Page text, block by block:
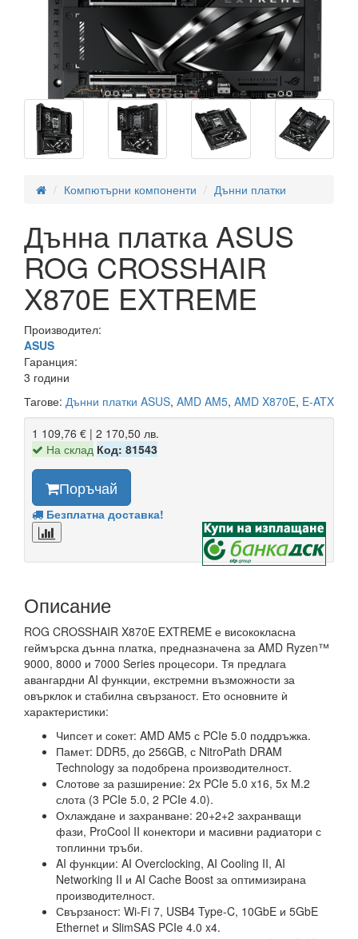
Компютърни компоненти Дънни платки
Дънна платка ASUS
ROG CROSSHAIR
X870E EXTREME
Производител:
ASUS
Гаранция:
3 години
Тагове: Дънни платки ASUS, AMD AM5, AMD X870E, E-ATX
1 109,76 € | 2 170,50 лв.
На склад Код: 81543
Поръчай
Безплатна доставка!
Описание
ROG CROSSHAIR X870E EXTREME е висококласна
геймърска дънна платка, предназначена за AMD Ryzen™
9000, 8000 и 7000 Series процесори. Тя предлага
авангардни AI функции, екстремни възможности за
овърклок и стабилна свързаност. Ето основните ѝ
характеристики:
Чипсет и сокет: AMD AM5 с PCIe 5.0 поддръжка.
Памет: DDR5, до 256GB, с NitroPath DRAM
Technology за подобрена производителност.
Слотове за разширение: 2x PCIe 5.0 x16, 5x M.2
слота (3 PCIe 5.0, 2 PCIe 4.0).
Охлаждане и захранване: 20+2+2 захранващи
фази, ProCool II конектори и масивни радиатори с
топлинни тръби.
AI функции: AI Overclocking, AI Cooling II, AI
Networking II и AI Cache Boost за оптимизирана
производителност.
Свързаност: Wi-Fi 7, USB4 Type-C, 10GbE и 5GbE
Ethernet и SlimSAS PCIe 4.0 x4.